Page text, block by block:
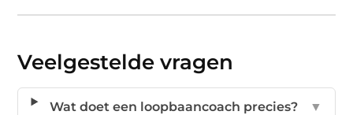
Veelgestelde vragen
Wat doet een loopbaancoach precies? ▼